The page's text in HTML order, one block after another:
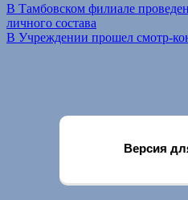
В Тамбовском филиале
личного состава
В Учреждении прошел смотр-
Версия